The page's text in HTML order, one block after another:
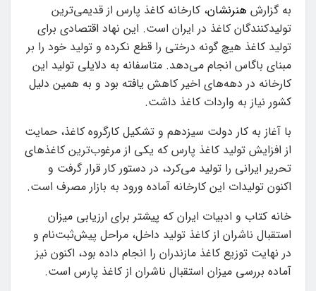
به گزارش هنرنشان، کارخانه کاغذ پارس از قدیمی‌ترین
تولیدکنندگان کاغذ در ایران است. این نهاد اقتصادی برای
تولید کاغذ هیچ گونه درختی را قطع نکرده و تولید خود را بر
مبنای باگاس انجام می‌دهد. متاسفانه به دلایلی تولید این
کارخانه در دهه‌های اخیر کاهش یافته بود و به همین دلیل
کشور نیاز به واردات کاغذ داشت.
با آغاز به کار دولت سیزدهم و تشکیل کارگروه کاغذ، حمایت
از افزایش تولید کاغذ پارس که یکی از مرغوب‌ترین کاغذهای
تحریر ایرانی را تولید می‌کرد، در دستور کار قرار گرفت و
اکنون تولیدات این کارخانه آماده ورود به بازار مصرف است.
خانه کتاب و ادبیات ایران که پیشتر برای ارزیابی میزان
استقبال ناشران از کاغذ تولید داخل، مراحل پیش‌ثبت‌نام و
در نهایت توزیع کاغذ مازندران را انجام داده بود، اکنون نیز
آماده بررسی میزان استقبال ناشران از کاغذ پارس است.